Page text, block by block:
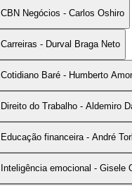
CBN Negócios - Carlos Oshiro
Carreiras - Durval Braga Neto
Cotidiano Baré - Humberto
Direito do Trabalho - Aldemiro
Educação financeira - André
Inteligência emocional - Gisele